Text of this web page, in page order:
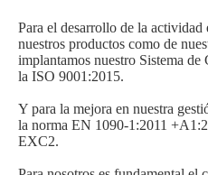
Para el desarrollo de la
nuestros productos como de
implantamos nuestro Sistema
la ISO 9001:2015.
Y para la mejora en nuestra
la norma EN 1090-1:2011
EXC2.